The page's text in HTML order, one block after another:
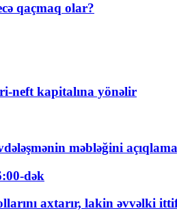
qaçmaq olar?
neft kapitalına yönəlir
məbləğini
dək
axtarır, lakin əvvəlki